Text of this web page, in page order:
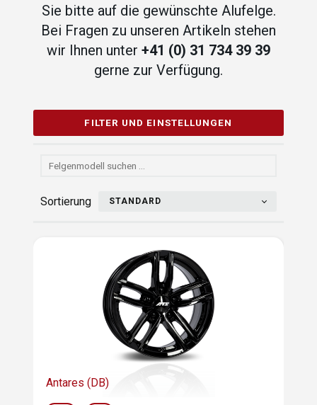
Sie bitte auf die gewünschte Alufelge.
Bei Fragen zu unseren Artikeln stehen
wir Ihnen unter +41 (0) 31 734 39 39
gerne zur Verfügung.
FILTER UND EINSTELLUNGEN
Sortierung STANDARD
Antares (DB)